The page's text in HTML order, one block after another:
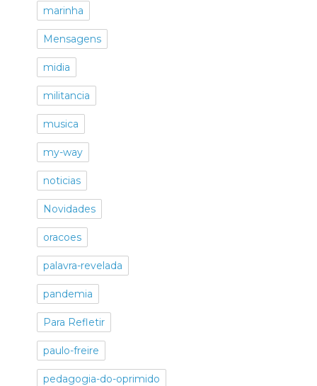
marinha
Mensagens
midia
militancia
musica
my-way
noticias
Novidades
oracoes
palavra-revelada
pandemia
Para Refletir
paulo-freire
pedagogia-do-oprimido